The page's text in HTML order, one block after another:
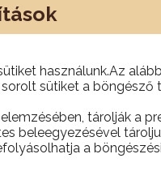
használunk.Az
sütiket a
tárolják a
beleegyezésével
a